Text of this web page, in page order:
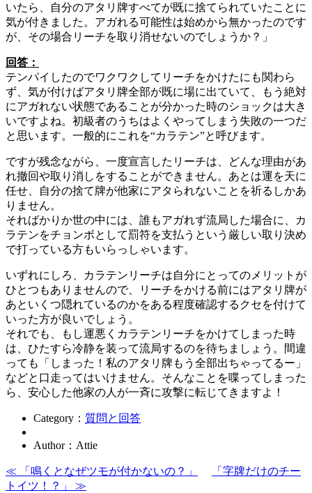
いたら、自分のアタリ牌すべてが既に捨てられていたことに
気が付きました。アガれる可能性は始めから無かったのです
が、その場合リーチを取り消せないのでしょうか？」
回答：
テンパイしたのでワクワクしてリーチをかけたにも関わら
ず、気が付けばアタリ牌全部が既に場に出ていて、もう絶対
にアガれない状態であることが分かった時のショックは大き
いですよね。初級者のうちはよくやってしまう失敗の一つだ
と思います。一般的にこれを“カラテン”と呼びます。
ですが残念ながら、一度宣言したリーチは、どんな理由があ
れ撤回や取り消しをすることができません。あとは運を天に
任せ、自分の捨て牌が他家にアタられないことを祈るしかあ
りません。
そればかりか世の中には、誰もアガれず流局した場合に、カ
ラテンをチョンボとして罰符を支払うという厳しい取り決め
で打っている方もいらっしゃいます。
いずれにしろ、カラテンリーチは自分にとってのメリットが
ひとつもありませんので、リーチをかける前にはアタリ牌が
あといくつ隠れているのかをある程度確認するクセを付けて
いった方が良いでしょう。
それでも、もし運悪くカラテンリーチをかけてしまった時
は、ひたすら冷静を装って流局するのを待ちましょう。間違
っても「しまった！私のアタリ牌もう全部出ちゃってるー」
などと口走ってはいけません。そんなことを喋ってしまった
ら、安心した他家の人が一斉に攻撃に転じてきますよ！
Category： 質問と回答
Author：Attie
≪ 「鳴くとなぜツモが付かないの？」
「字牌だけのチー
トイツ！？」 ≫